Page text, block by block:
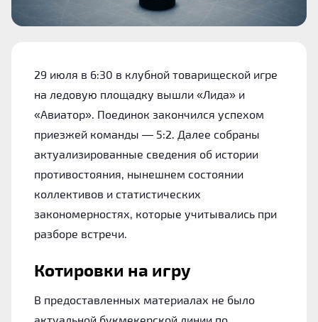
29 июля в 6:30 в клубной товарищеской игре
на ледовую площадку вышли «Лида» и
«Авиатор». Поединок закончился успехом
приезжей команды — 5:2. Далее собраны
актуализированные сведения об истории
противостояния, нынешнем состоянии
коллективов и статистических
закономерностях, которые учитывались при
разборе встречи.
Котировки на игру
В предоставленных материалах не было